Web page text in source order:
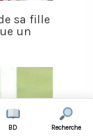
sa fille
un
BD Recherche